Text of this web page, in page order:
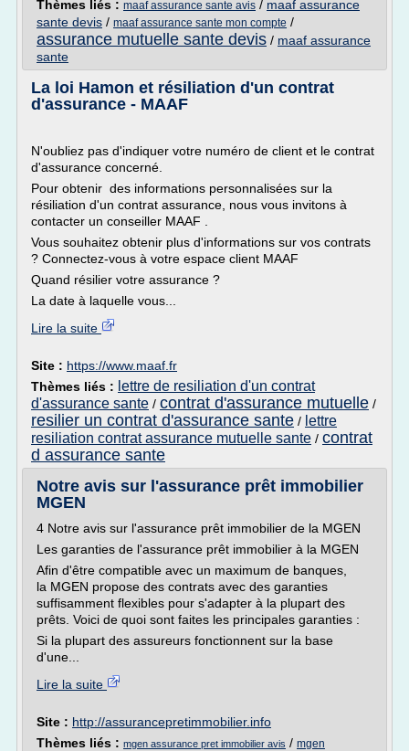
Thèmes liés : maaf assurance sante avis / maaf assurance
sante devis / maaf assurance sante mon compte /
assurance mutuelle sante devis / maaf assurance
sante
La loi Hamon et résiliation d'un contrat
d'assurance - MAAF
N'oubliez pas d'indiquer votre numéro de client et le contrat
d'assurance concerné.
Pour obtenir des informations personnalisées sur la
résiliation d'un contrat assurance, nous vous invitons à
contacter un conseiller MAAF .
Vous souhaitez obtenir plus d'informations sur vos contrats
? Connectez-vous à votre espace client MAAF
Quand résilier votre assurance ?
La date à laquelle vous...
Lire la suite
Site : https://www.maaf.fr
Thèmes liés : lettre de resiliation d'un contrat
d'assurance sante / contrat d'assurance mutuelle /
resilier un contrat d'assurance sante / lettre
resiliation contrat assurance mutuelle sante / contrat
d assurance sante
Notre avis sur l'assurance prêt immobilier
MGEN
4 Notre avis sur l'assurance prêt immobilier de la MGEN
Les garanties de l'assurance prêt immobilier à la MGEN
Afin d'être compatible avec un maximum de banques,
la MGEN propose des contrats avec des garanties
suffisamment flexibles pour s'adapter à la plupart des
prêts. Voici de quoi sont faites les principales garanties :
Si la plupart des assureurs fonctionnent sur la base
d'une...
Lire la suite
Site : http://assurancepretimmobilier.info
Thèmes liés : mgen assurance pret immobilier avis / mgen